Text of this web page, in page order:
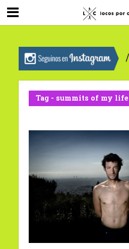
G-0X2PD3RFLV
Tag - summits of my life